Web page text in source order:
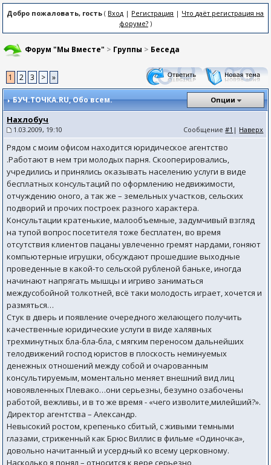
Добро пожаловать, гость ( Вход | Регистрация | Что даёт регистрация на
форуме?)
Форум "Мы Вместе" > Группы > Беседа
1 2 3 > »
БУЧ.ТОЧКА.RU, Обо всем. Опции
Нахлобуч
1.03.2009, 19:10 Сообщение#1 | Наверх
Рядом с моим офисом находится юридическое агентство
.Работают в нем три молодых парня. Скооперировались,
учредились и принялись оказывать населению услуги в виде
бесплатных консультаций по оформлению недвижимости,
отчуждению оного, а так же – земельных участков, сельских
подворий и прочих построек разного характера.
Консультации кратенькие, малообъемные, задумчивый взгляд
на тупой вопрос посетителя тоже бесплатен, во время
отсутствия клиентов пацаны увлеченно гремят нардами, гоняют
компьютерные игрушки, обсуждают прошедшие выходные
проведенные в какой-то сельской рубленой баньке, иногда
начинают напрягать мышцы и игриво заниматься
междусобойной толкотней, всё таки молодость играет, хочется и
размяться…
Стук в дверь и появление очередного желающего получить
качественные юридические услуги в виде халявных
трехминутных бла-бла-бла, с мягким переносом дальнейших
телодвижений господ юристов в плоскость неминуемых
денежных отношений между собой и очарованным
консультируемым, моментально меняет внешний вид лиц
новоявленных Плевако…они серьезны, безумно озабочены
работой, вежливы, и в то же время - «чего изволите,милейший?».
Директор агентства – Александр.
Невысокий ростом, крепенько сбитый, с живыми темными
глазами, стриженный как Брюс Виллис в фильме «Одиночка»,
довольно начитанный и усердный ко всему церковному.
Насколько я понял – относится к вере серьезно,